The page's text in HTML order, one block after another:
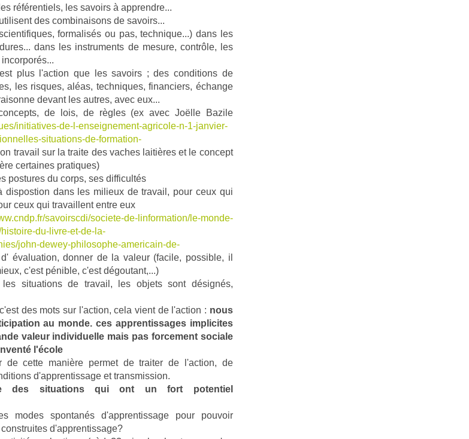
référentiels, les savoirs à apprendre...
des combinaisons de savoirs...
formalisés ou pas, technique...) dans les
dans les instruments de mesure, contrôle, les
plus l'action que les savoirs ; des conditions de
les risques, aléas, techniques, financiers, échange
devant les autres, avec eux...
de lois, de règles (ex avec Joëlle Bazile
initiatives-de-l-enseignement-agricole-n-1-janvier-
situations-de-formation-
travail sur la traite des vaches laitières et le concept
certaines pratiques)
postures du corps, ses difficultés
dispostion dans les milieux de travail, pour ceux qui
ceux qui travaillent entre eux
savoirscdi/societe-de-linformation/le-monde-
du-livre-et-de-la-
john-dewey-philosophe-americain-de-
évaluation, donner de la valeur (facile, possible, il
c'est pénible, c'est dégoutant,...)
situations de travail, les objets sont désignés,
des mots sur l'action, cela vient de l'action : nous
au monde. ces apprentissages implicites
valeur individuelle mais pas forcement sociale
l'école
de cette manière permet de traiter de l'action, de
d'apprentissage et transmission.
des situations qui ont un fort potentiel
modes spontanés d'apprentissage pour pouvoir
d'apprentissage?